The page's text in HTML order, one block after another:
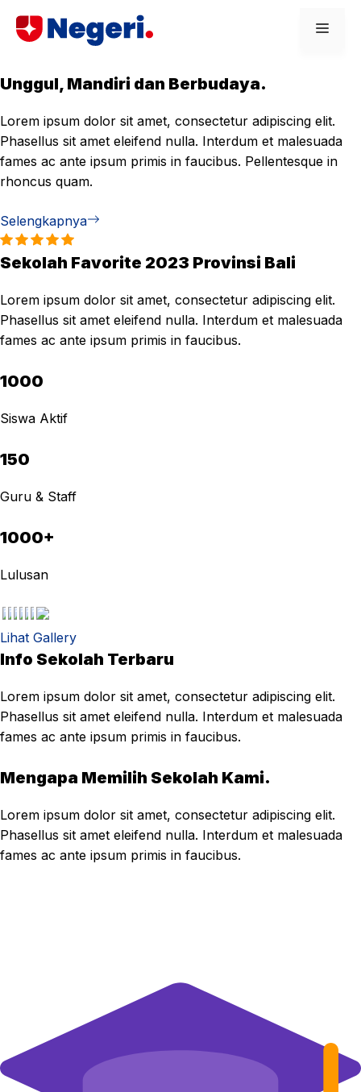
Unggul, Mandiri dan Berbudaya.
Lorem ipsum dolor sit amet, consectetur adipiscing elit.
Phasellus sit amet eleifend nulla. Interdum et malesuada
fames ac ante ipsum primis in faucibus. Pellentesque in
rhoncus quam.
Selengkapnya
Sekolah Favorite 2023 Provinsi Bali
Lorem ipsum dolor sit amet, consectetur adipiscing elit.
Phasellus sit amet eleifend nulla. Interdum et malesuada
fames ac ante ipsum primis in faucibus.
1000
Siswa Aktif
150
Guru & Staff
1000+
Lulusan
Lihat Gallery
Info Sekolah Terbaru
Lorem ipsum dolor sit amet, consectetur adipiscing elit.
Phasellus sit amet eleifend nulla. Interdum et malesuada
fames ac ante ipsum primis in faucibus.
Mengapa Memilih Sekolah Kami.
Lorem ipsum dolor sit amet, consectetur adipiscing elit.
Phasellus sit amet eleifend nulla. Interdum et malesuada
fames ac ante ipsum primis in faucibus.